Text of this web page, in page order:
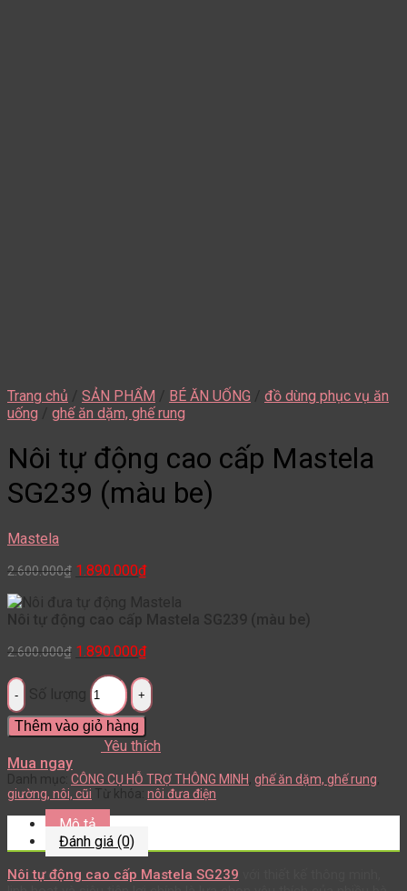
Trang chủ / SẢN PHẨM / BÉ ĂN UỐNG / đồ dùng phục vụ ăn
uống / ghế ăn dặm, ghế rung
Nôi tự động cao cấp Mastela
SG239 (màu be)
Mastela
2.600.000₫ 1.890.000₫
Nôi tự động cao cấp Mastela SG239 (màu be)
2.600.000₫ 1.890.000₫
Số lượng
Thêm vào giỏ hàng
Yêu thích
Mua ngay
Danh mục: CÔNG CỤ HỖ TRỢ THÔNG MINH ghế ăn dặm, ghế rung
giường, nôi, cũi
Từ khóa: nôi đưa điện
Mô tả
Đánh giá (0)
Nôi tự động cao cấp Mastela SG239